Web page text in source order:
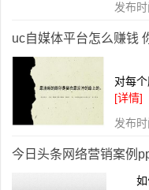
发布
uc自媒体平台怎么赚钱
你
对每
[详情]
发布
今日头条网络营销案例
如何